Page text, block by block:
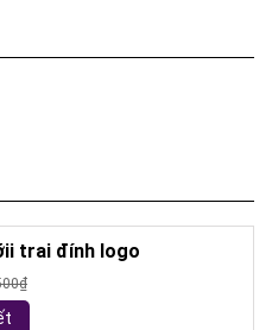
trai đính logo